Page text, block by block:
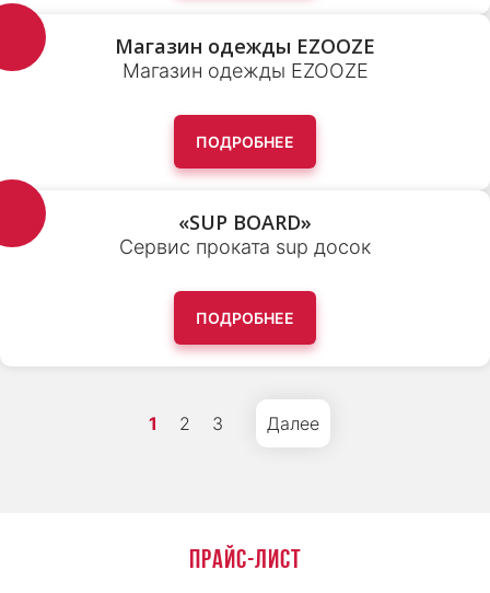
Магазин одежды EZOOZE
Магазин одежды EZOOZE
ПОДРОБНЕЕ
«SUP BOARD»
Сервис проката sup досок
ПОДРОБНЕЕ
1 2 3 Далее
ПРАЙС-ЛИСТ